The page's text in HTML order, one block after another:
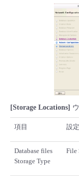
[Storage Locations]
項目 設
Database files
Storage Type
File